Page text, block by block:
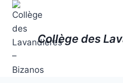
Aller
contenu
Collège des